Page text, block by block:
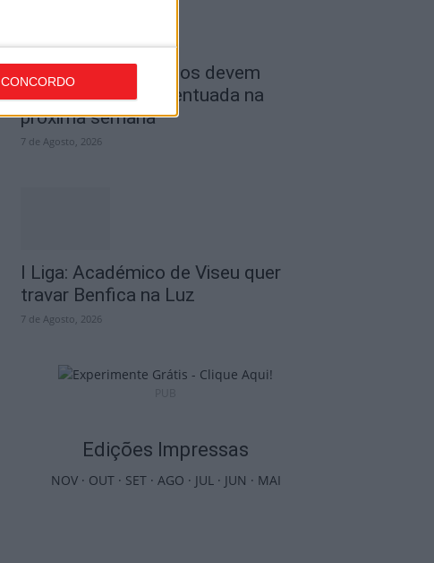
CONCORDO
Combustíveis: Preços devem
baixar de forma acentuada na
próxima semana
7 de Agosto, 2026
I Liga: Académico de Viseu quer
travar Benfica na Luz
7 de Agosto, 2026
Edições Impressas
NOV· OUT· SET· AGO · JUL· JUN · MAI